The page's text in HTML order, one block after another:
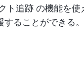
ト追跡 の機能を使
ることができる。